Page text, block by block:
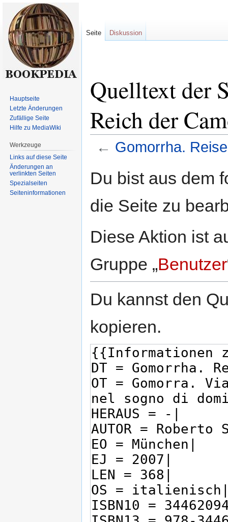
Quelltext der
Reich der
← Gomorrha.
Navigation
Suche
Du bist aus dem
die Seite zu
Diese Aktion ist
Gruppe „Benutzer
Du kannst den
kopieren.
Seite Diskussion
Hauptseite
Letzte Änderungen
Zufällige Seite
Hilfe zu MediaWiki
Werkzeuge
Links auf diese Seite
Änderungen an
verlinkten Seiten
Spezialseiten
Seiten­informationen